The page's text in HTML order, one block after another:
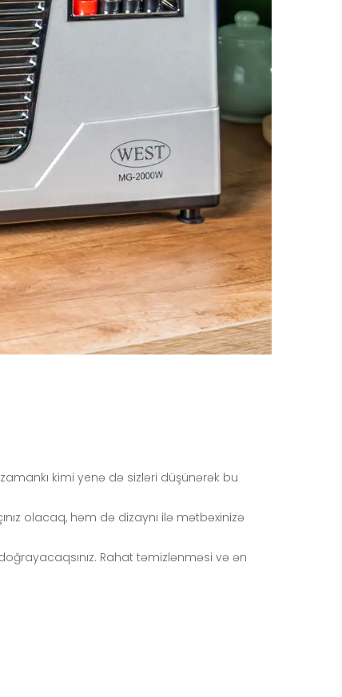
kimi yenə də sizləri düşünərək bu
olacaq, həm də dizaynı ilə mətbəxinizə
Rahat təmizlənməsi və ən